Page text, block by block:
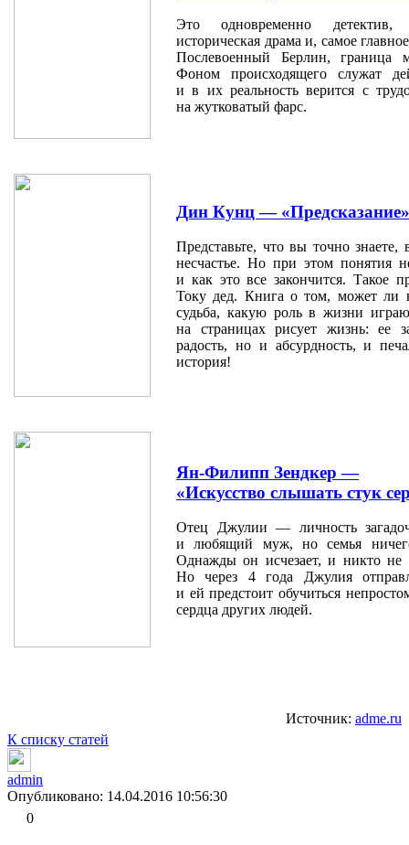
Это одновременно детектив,
историческая драма и, самое
Послевоенный Берлин, граница
Фоном происходящего служат
и в их реальность верится с
на жутковатый фарс.
Дин Кунц — «Предсказание»
Представьте, что вы точно
несчастье. Но при этом понятия
и как это все закончится. Такое
Току дед. Книга о том, может ли
судьба, какую роль в жизни
на страницах рисует жизнь: ее
радость, но и абсурдность, и
история!
Ян-Филипп Зендкер —
«Искусство слышать стук
Отец Джулии — личность
и любящий муж, но семья
Однажды он исчезает, и никто не
Но через 4 года Джулия
и ей предстоит обучиться
сердца других людей.
Источник: adme.ru
К списку статей
admin
Опубликовано: 14.04.2016 10:56:30
0